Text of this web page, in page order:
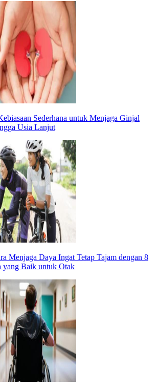
Sederhana untuk Menjaga Ginjal
Usia Lanjut
Menjaga Daya Ingat Tetap Tajam dengan 8
yang Baik untuk Otak